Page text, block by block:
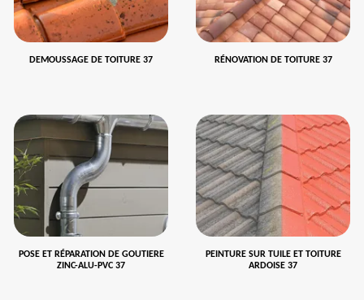
DEMOUSSAGE DE TOITURE 37 RÉNOVATION DE TOITURE 37
POSE ET RÉPARATION DE GOUTIERE
ZINC-ALU-PVC 37
PEINTURE SUR TUILE ET TOITURE
ARDOISE 37